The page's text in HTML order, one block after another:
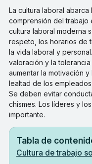
La cultura laboral abarca
comprensión del trabajo
cultura laboral moderna
respeto, los horarios de
la vida laboral y
valoración y la
aumentar la motivación
lealtad de los
Se deben evitar
chismes. Los líderes y
importante.
Tabla de
Cultura de trabajo